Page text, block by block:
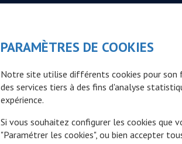
PARAMÈTRES DE COOKIES
Notre site utilise différents cookies pour son
des services tiers à des fins d'analyse
expérience.
Si vous souhaitez configurer les cookies que
"Paramétrer les cookies", ou bien accepter